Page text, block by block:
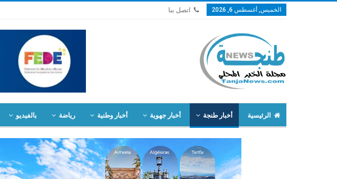
الخميس, أغسطس 6, 2026 اتصل بنا
الرئيسية أخبار طنجة أخبار جهوية أخبار وطنية رياضة بالفيديو